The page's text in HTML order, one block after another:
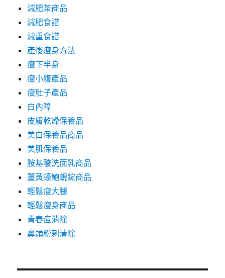
減肥茶商品
減肥食譜
減重食譜
產後瘦身方法
瘦下半身
瘦小腹產品
瘦肚子產品
白內障
皮膚乾燥保養品
美白保養品商品
美肌保養品
胺基酸洗面乳商品
薑黃蠔鮑蜆錠商品
輕鬆瘦大腿
輕鬆瘦身商品
青春痘消除
鼻頭粉剌清除